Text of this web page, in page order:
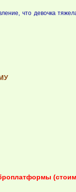
что девочка